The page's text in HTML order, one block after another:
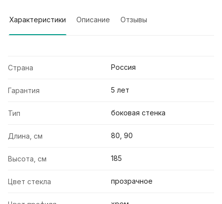
Характеристики Описание Отзывы
Страна Россия
Гарантия 5 лет
Тип боковая стенка
Длина, см 80, 90
Высота, см 185
Цвет стекла прозрачное